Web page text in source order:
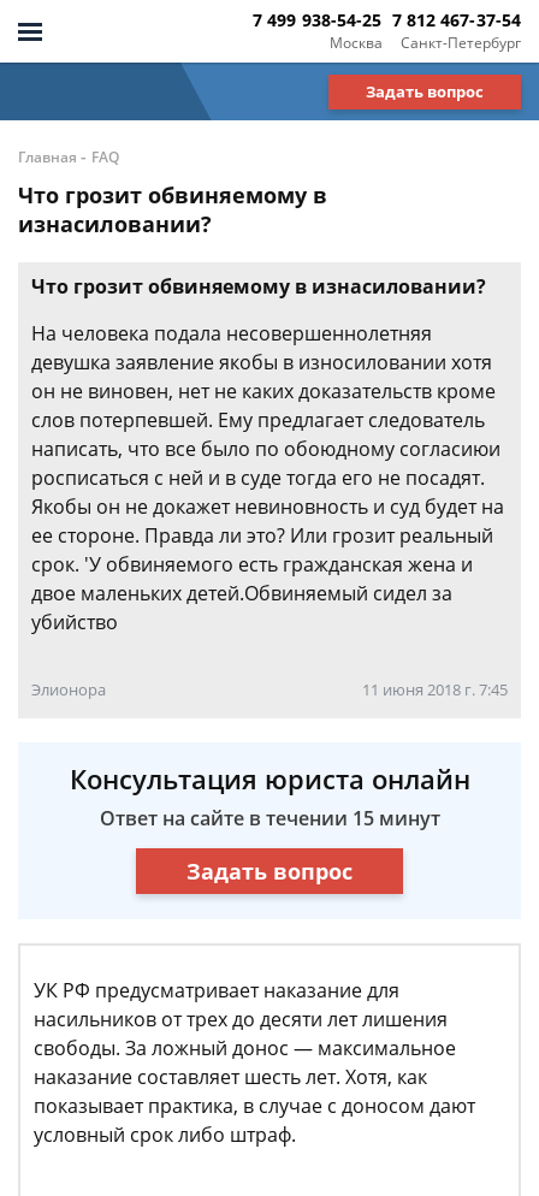
Москва
7 499 938-54-25
Санкт-Петербург
7 812 467-37-54
Задать вопрос
Главная - FAQ
Что грозит обвиняемому в
изнасиловании?
Что грозит обвиняемому в изнасиловании?
На человека подала несовершеннолетняя
девушка заявление якобы в износиловании хотя
он не виновен, нет не каких доказательств кроме
слов потерпевшей. Ему предлагает следователь
написать, что все было по обоюдному согласиюи
росписаться с ней и в суде тогда его не посадят.
Якобы он не докажет невиновность и суд будет на
ее стороне. Правда ли это? Или грозит реальный
срок. 'У обвиняемого есть гражданская жена и
двое маленьких детей.Обвиняемый сидел за
убийство
Элионора 11 июня 2018 г. 7:45
Консультация юриста онлайн
Ответ на сайте в течении 15 минут
Задать вопрос
УК РФ предусматривает наказание для
насильников от трех до десяти лет лишения
свободы. За ложный донос — максимальное
наказание составляет шесть лет. Хотя, как
показывает практика, в случае с доносом дают
условный срок либо штраф.